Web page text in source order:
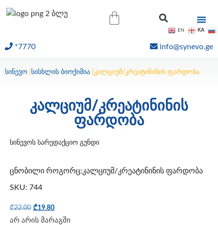
*7770 info@synevo.ge
სინევო სისხლის ბიოქიმია კალციუმ/კრეატინინის ფარდობა
კალციუმ/კრეატინინის
ფარდობა
სინევოს სარედაქციო გუნდი
ცნობილი როგორც:კალციუმ/კრეატინინის ფარდობა
SKU: 744
₾22.00 ₾19.80
არ არის მარაგში
EN KA